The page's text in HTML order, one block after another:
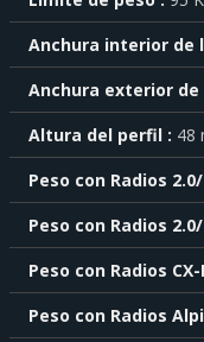
sobre
símbolo
.
También
mostrar
toda
información.
Anchura interior de
Anchura exterior
Altura del perfil
48
Peso con Radios
Peso con Radios
Peso con Radios
Peso con Radios